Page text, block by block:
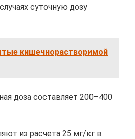
суточную дозу
кишечнорастворимой
доза составляет 200–400
из расчета 25 мг/кг в